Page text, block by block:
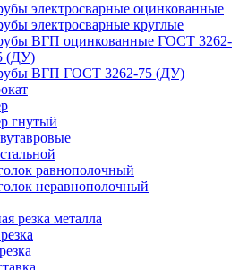
электросварные оцинкованные
электросварные круглые
ВГП оцинкованные ГОСТ 3262-
(ДУ)
ВГП ГОСТ 3262-75 (ДУ)
гнутый
равнополочный
неравнополочный
резка металла